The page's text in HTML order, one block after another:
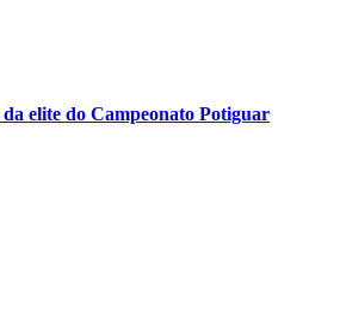
elite do Campeonato Potiguar